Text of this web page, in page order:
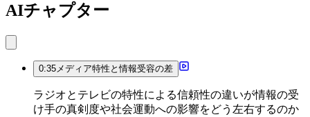
AIチャプター
0:35メディア特性と情報受容の差
ラジオとテレビの特性による信頼性の違いが情報の受
け手の真剣度や社会運動への影響をどう左右するのか